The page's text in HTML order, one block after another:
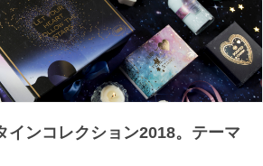
インコレクション2018。テーマ